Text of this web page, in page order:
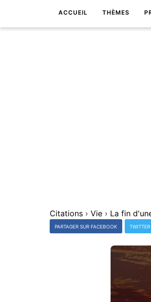
ACCUEIL THÈMES
Citations › Vie ›
PARTAGER SUR FACEBOOK TWITTER